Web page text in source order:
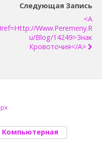
Следующая Запись
<a
www.peremeny.r
U/blog/14249>Знак
Кровоточия</a>
Компьютерная